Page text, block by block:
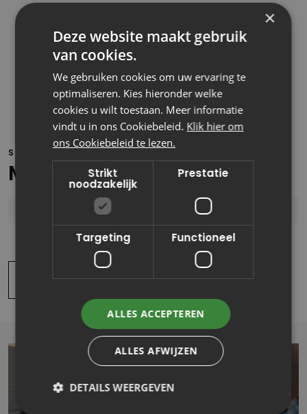
Kristy Dekkers
Accountmanager
STUUR EEN BERICHT!
Meer weten?
Lees meer artikelen
×
Deze website maakt gebruik
van cookies.
We gebruiken cookies om uw ervaring te
optimaliseren. Kies hieronder welke
cookies u wilt toestaan. Meer informatie
vindt u in ons Cookiebeleid. Klik hier om
ons Cookiebeleid te lezen.
Strikt
noodzakelijk
Prestatie
Targeting Functioneel
ALLES ACCEPTEREN
ALLES AFWIJZEN
DETAILS WEERGEVEN